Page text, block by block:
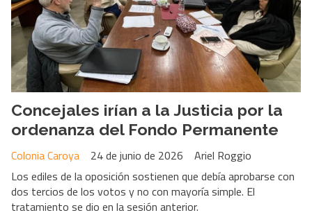
Concejales irían a la Justicia por la
ordenanza del Fondo Permanente
Ariel Roggio
Colonia Caroya
24 de junio de 2026
Los ediles de la oposición sostienen que debía aprobarse con
dos tercios de los votos y no con mayoría simple. El
tratamiento se dio en la sesión anterior.